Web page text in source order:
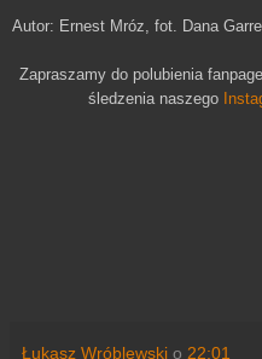
Autor: Ernest Mróz, fot. Dana
Zapraszamy do polubienia fanpage
śledzenia naszego
Łukasz Wróblewski o 22:01